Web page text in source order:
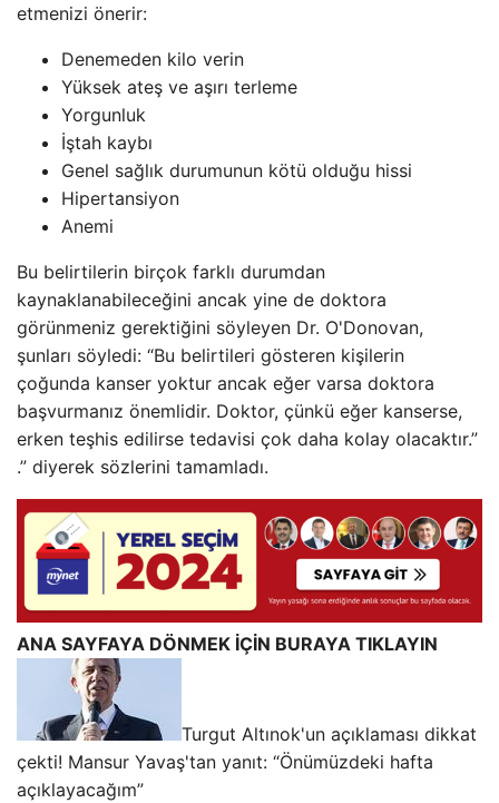
etmenizi önerir:
Denemeden kilo verin
Yüksek ateş ve aşırı terleme
Yorgunluk
İştah kaybı
Genel sağlık durumunun kötü olduğu hissi
Hipertansiyon
Anemi
Bu belirtilerin birçok farklı durumdan
kaynaklanabileceğini ancak yine de doktora
görünmeniz gerektiğini söyleyen Dr. O'Donovan,
şunları söyledi: “Bu belirtileri gösteren kişilerin
çoğunda kanser yoktur ancak eğer varsa doktora
başvurmanız önemlidir. Doktor, çünkü eğer kanserse,
erken teşhis edilirse tedavisi çok daha kolay olacaktır.”
.” diyerek sözlerini tamamladı.
ANA SAYFAYA DÖNMEK İÇİN BURAYA TIKLAYIN
Turgut Altınok'un açıklaması dikkat
çekti! Mansur Yavaş'tan yanıt: “Önümüzdeki hafta
açıklayacağım”